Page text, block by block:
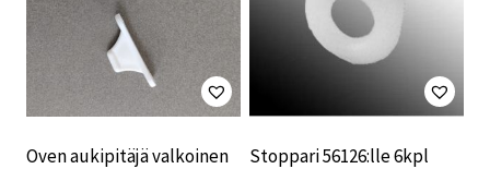
Oven aukipitäjä valkoinen Stoppari 56126:lle 6kpl